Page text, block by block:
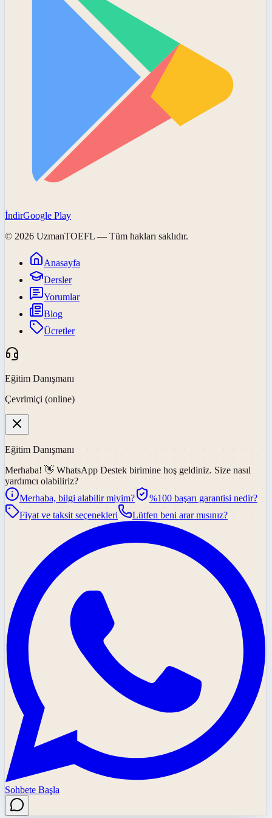
İndirGoogle Play
© 2026 UzmanTOEFL — Tüm hakları saklıdır.
Anasayfa
Dersler
Yorumlar
Blog
Ücretler
Eğitim Danışmanı
Çevrimiçi (online)
Eğitim Danışmanı
Merhaba! 👋 WhatsApp Destek birimine hoş geldiniz. Size nasıl
yardımcı olabiliriz?
Merhaba, bilgi alabilir miyim?
%100 başarı garantisi nedir?
Fiyat ve taksit seçenekleri
Lütfen beni arar mısınız?
Sohbete Başla